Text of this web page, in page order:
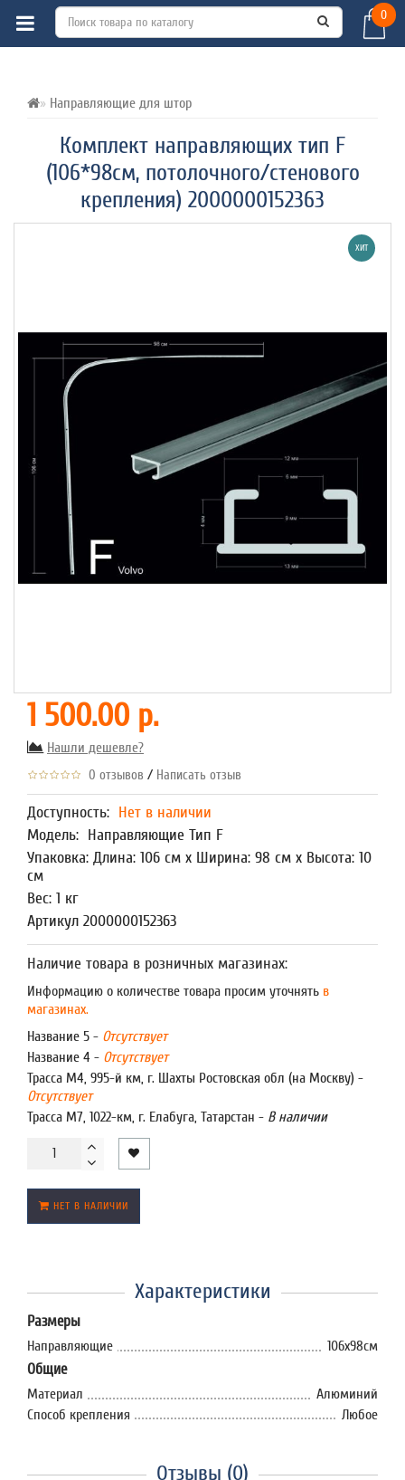
0
Направляющие для штор
Комплект направляющих тип F
(106*98см, потолочного/стенового
крепления) 2000000152363
ВСЕ О ТОВАРЕ ХАРАКТЕРИСТИКИ
ХИТ
1 500.00 р.
Нашли дешевле?
0 отзывов / Написать отзыв
Доступность: Нет в наличии
Модель: Направляющие Тип F
Упаковка: Длина: 106 см x Ширина: 98 см x Высота: 10
см
Вес: 1 кг
Артикул 2000000152363
Наличие товара в розничных магазинах:
Информацию о количестве товара просим уточнять в
магазинах.
Название 5 - Отсутствует
Название 4 - Отсутствует
Трасса М4, 995-й км, г. Шахты Ростовская обл (на Москву) -
Отсутствует
Трасса М7, 1022-км, г. Елабуга, Татарстан - В наличии
НЕТ В НАЛИЧИИ
Характеристики
Размеры
Направляющие 106х98см
Общие
Материал
Алюминий
Способ крепления
Любое
Отзывы (0)